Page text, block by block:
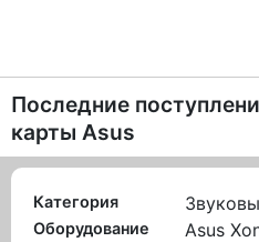
Последние
карты Asus
Категория
Оборудование Asus